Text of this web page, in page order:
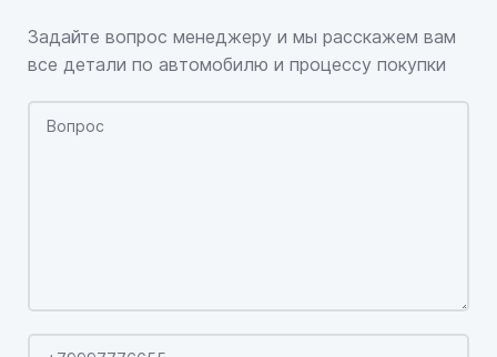
Задайте вопрос менеджеру и мы расскажем вам
все детали по автомобилю и процессу покупки